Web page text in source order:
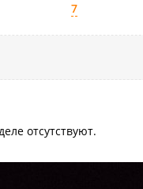
7
отсутствуют.